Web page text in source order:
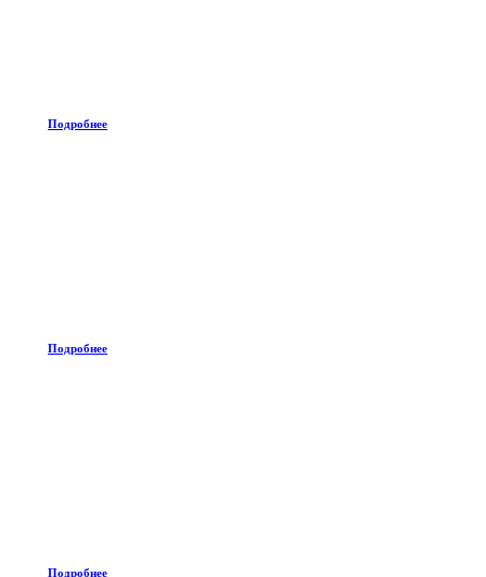
Подробнее
Подробнее
Подробнее